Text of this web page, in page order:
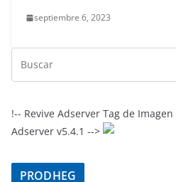
septiembre 6, 2023
!-- Revive Adserver Tag de
Adserver v5.4.1 -->
PRODHEG